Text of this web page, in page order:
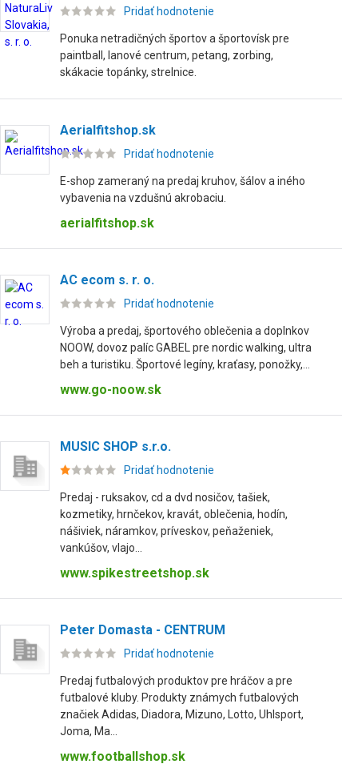
Pridať hodnotenie
Ponuka netradičných športov a športovísk pre
paintball, lanové centrum, petang, zorbing,
skákacie topánky, strelnice.
Aerialfitshop.sk
Pridať hodnotenie
E-shop zameraný na predaj kruhov, šálov a iného
vybavenia na vzdušnú akrobaciu.
aerialfitshop.sk
AC ecom s. r. o.
Pridať hodnotenie
Výroba a predaj, športového oblečenia a doplnkov
NOOW, dovoz palíc GABEL pre nordic walking, ultra
beh a turistiku. Športové legíny, kraťasy, ponožky,...
www.go-noow.sk
MUSIC SHOP s.r.o.
Pridať hodnotenie
Predaj - ruksakov, cd a dvd nosičov, tašiek,
kozmetiky, hrnčekov, kravát, oblečenia, hodín,
nášiviek, náramkov, príveskov, peňaženiek,
vankúšov, vlajo...
www.spikestreetshop.sk
Peter Domasta - CENTRUM
Pridať hodnotenie
Predaj futbalových produktov pre hráčov a pre
futbalové kluby. Produkty známych futbalových
značiek Adidas, Diadora, Mizuno, Lotto, Uhlsport,
Joma, Ma...
www.footballshop.sk